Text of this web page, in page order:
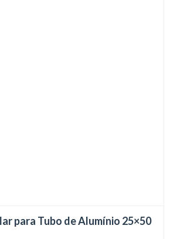
para Tubo de Alumínio 25×50